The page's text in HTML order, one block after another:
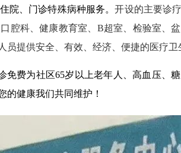
院、门诊特殊病种服务。开设的主要诊
腔科、健康教育室、 B超室、检验室、
员提供安全、有效、经济、便捷的医疗卫
免费为社区65岁以上老年人、高血压、
的健康我们共同维护！